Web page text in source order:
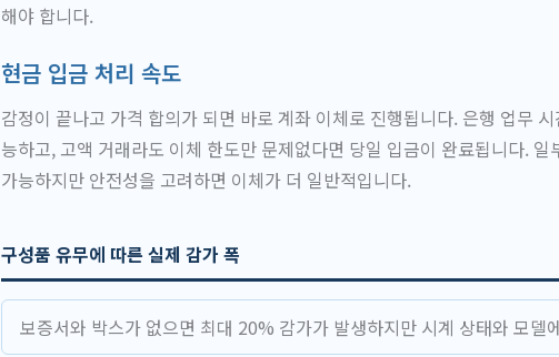
해야 합니다.
현금 입금 처리 속도
감정이 끝나고 가격 합의가 되면 바로 계좌 이체로 진행됩니다. 은행 업무
능하고, 고액 거래라도 이체 한도만 문제없다면 당일 입금이 완료됩니다.
가능하지만 안전성을 고려하면 이체가 더 일반적입니다.
구성품 유무에 따른 실제 감가 폭
보증서와 박스가 없으면 최대 20% 감가가 발생하지만 시계 상태와 모델